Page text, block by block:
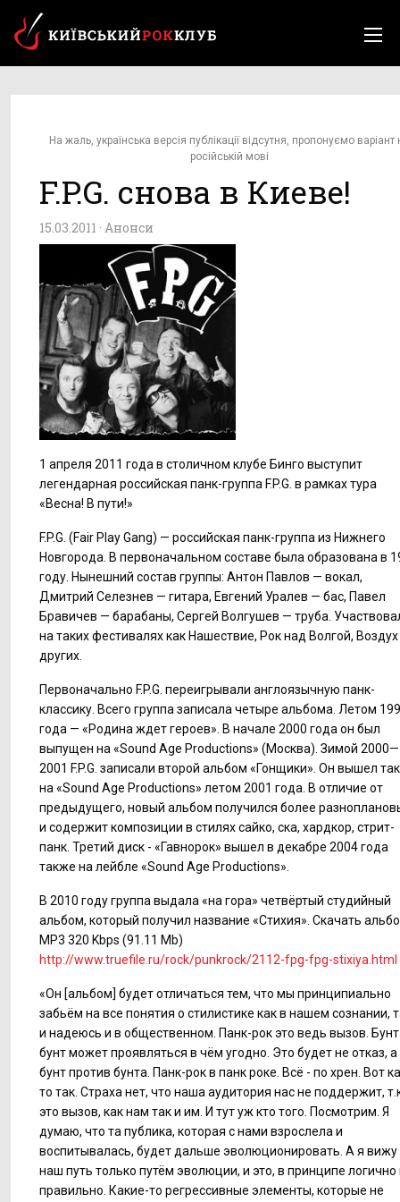
На жаль, українська версія публікації відсутня, пропонуємо варіант
російській мові
F.P.G. снова в Киеве!
15.03.2011 · Анонси
1 апреля 2011 года в столичном клубе Бинго выступит
легендарная российская панк-группа F.P.G. в рамках тура
«Весна! В пути!»
F.P.G. (Fair Play Gang) — российская панк-группа из Нижнего
Новгорода. В первоначальном составе была образована в
году. Нынешний состав группы: Антон Павлов — вокал,
Дмитрий Селезнев — гитара, Евгений Уралев — бас, Павел
Бравичев — барабаны, Сергей Волгушев — труба.
на таких фестивалях как Нашествие, Рок над Волгой, Воздух
других.
Первоначально F.P.G. переигрывали англоязычную панк-
классику. Всего группа записала четыре альбома. Летом
года — «Родина ждет героев». В начале 2000 года он был
выпущен на «Sound Age Productions» (Москва). Зимой 2000—
2001 F.P.G. записали второй альбом «Гонщики». Он вышел
на «Sound Age Productions» летом 2001 года. В отличие от
предыдущего, новый альбом получился более
и содержит композиции в стилях сайко, ска, хардкор, стрит-
панк. Третий диск - «Гавнорок» вышел в декабре 2004 года
также на лейбле «Sound Age Productions».
В 2010 году группа выдала «на гора» четвёртый студийный
альбом, который получил название «Стихия». Скачать
MP3 320 Kbps (91.11 Mb)
http://www.truefile.ru/rock/punkrock/2112-fpg-fpg-stixiya.html
«Он [альбом] будет отличаться тем, что мы принципиально
забьём на все понятия о стилистике как в нашем сознании,
и надеюсь и в общественном. Панк-рок это ведь вызов.
бунт может проявляться в чём угодно. Это будет не отказ, а
бунт против бунта. Панк-рок в панк роке. Всё - по хрен. Вот
то так. Страха нет, что наша аудитория нас не поддержит,
это вызов, как нам так и им. И тут уж кто того. Посмотрим. Я
думаю, что та публика, которая с нами взрослела и
воспитывалась, будет дальше эволюционировать. А я вижу
наш путь только путём эволюции, и это, в принципе логично
правильно. Какие-то регрессивные элементы, которые не